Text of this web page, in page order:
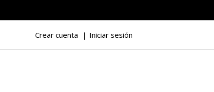
Crear cuenta Iniciar sesión